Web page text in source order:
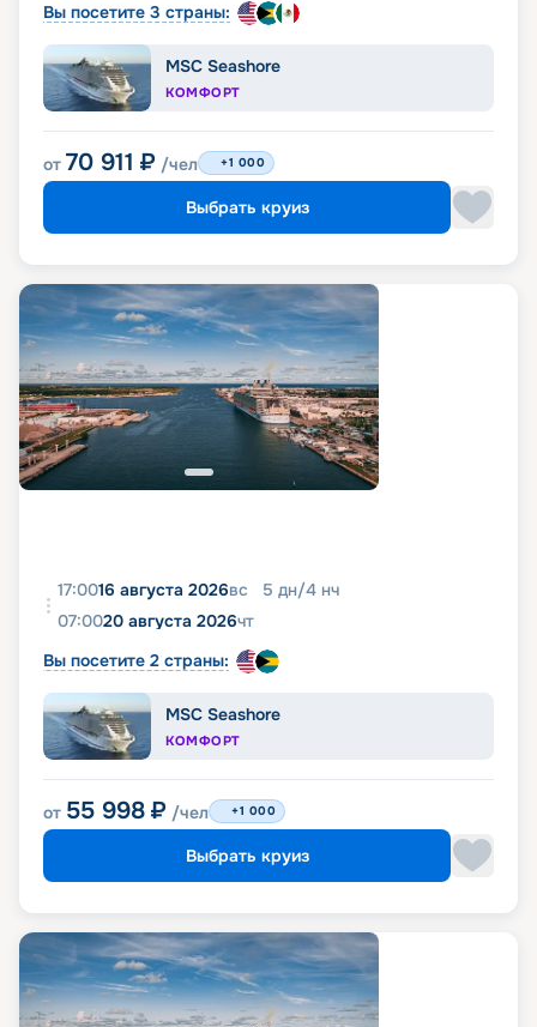
Вы посетите 3 страны:
MSC Seashore
КОМФОРТ
от 70 911 ₽ /чел +1 000
Выбрать круиз
17:0016 августа 2026вс 5 дн/4 нч
07:0020 августа 2026чт
Вы посетите 2 страны:
MSC Seashore
КОМФОРТ
от 55 998 ₽ /чел +1 000
Выбрать круиз